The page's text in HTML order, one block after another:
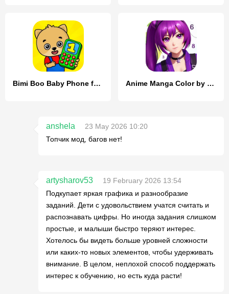
Bimi Boo Baby Phone for Kids Anime Manga Color by Numbers
anshela
23 May 2026 10:20
Топчик мод, багов нет!
artysharov53
19 February 2026 13:54
Подкупает яркая графика и разнообразие
заданий. Дети с удовольствием учатся считать и
распознавать цифры. Но иногда задания слишком
простые, и малыши быстро теряют интерес.
Хотелось бы видеть больше уровней сложности
или каких-то новых элементов, чтобы удерживать
внимание. В целом, неплохой способ поддержать
интерес к обучению, но есть куда расти!